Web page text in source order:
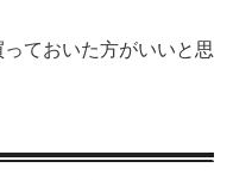
ておいた方がいいと思